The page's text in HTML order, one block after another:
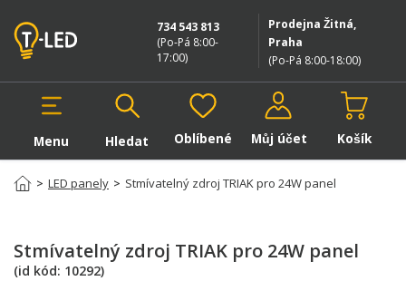
Prodejna Žitná,
Praha
(Po-Pá 8:00-18:00)
734 543 813
(Po-Pá 8:00-
17:00)
Menu Hledat
Hledat v produktech
Oblíbené Můj účet Košík
> LED panely > Stmívatelný zdroj TRIAK pro 24W panel
Stmívatelný zdroj TRIAK pro 24W panel
(id kód: 10292)